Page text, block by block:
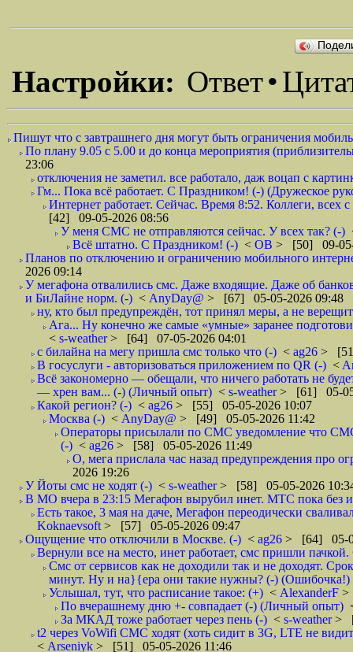
Настройки: Ответ•
Пишут что с завтрашнего дня могут быть ограничения
По плану 9.05 с 5.00 и до конца мероприятия
23:06
отключения не заметил. все работало, даж воцап с
Гм... Пока всё работает. С Праздником! (-) (Дружеское
Интернет работает. Сейчас. Время 8:52. Коллеги,
[42] 09-05-2026 08:56
У меня СМС не отправляются сейчас. У всех так? (-)
Всё штатно. С Праздником! (-) < ОВ > [50] 09-05-
Планов по отключению и ограничению мобильного
2026 09:14
У мегафона отвалились смс. Даже входящие. Даже об
и БиЛайне норм. (-) < AnyDay@ > [67] 05-05-2026 09:48
ну, кто был предупреждён, тот принял меры, а не
Ага... Ну конечно же самые «умные» заранее
< s-weather> [64] 07-05-2026 04:01
с билайна на мегу пришла смс только что (-) < ag26 >
В госуслуги - авторизоваться приложением по QR (-) <
Всё закономерно — обещали, что ничего работать не
— хрен вам... (-) (Личный опыт) < s-weather> [61] 05-
Какой регион? (-) < ag26 > [55] 05-05-2026 10:07
Москва (-) < AnyDay@ > [49] 05-05-2026 11:42
Операторы присылали по СМС уведомление что
(-) < ag26 > [58] 05-05-2026 11:49
О, мега прислала час назад предупреждения про
2026 19:26
У Йоты смс не ходят (-) < s-weather> [58] 05-05-2026
В МО вчера в 23:15 Мегафон вырубил инет. МТС пока без
Есть такое, 3 мая на даче, Мегафон переодически
Koknaevsoft > [57] 05-05-2026 09:47
Ощущение что отключили в Москве. (-) < ag26 > [64] 05-
Вернули все на место, инет работает, смс пришли
Смс от сервисов как не доходили так и не доходят.
минут. Ну и на}{ера они такие нужны? (-) (Ошибочка!)
Услышал, тут, что расписание такое: (+) < AlexanderF >
По вчерашнему дню +- совпадает (-) (Личный опыт)
За МКАД тоже работает через пень (-) < s-weather>
t2 через VoWifi СМС ходят (хоть сидит в 3G, LTE не
< Arseniyk > [51] 05-05-2026 11:46